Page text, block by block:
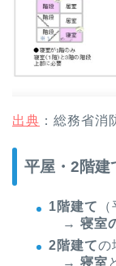
出典 ：総務省消
平屋・2階建
1階建て
→ 寝室
2階建ての
→ 寝室